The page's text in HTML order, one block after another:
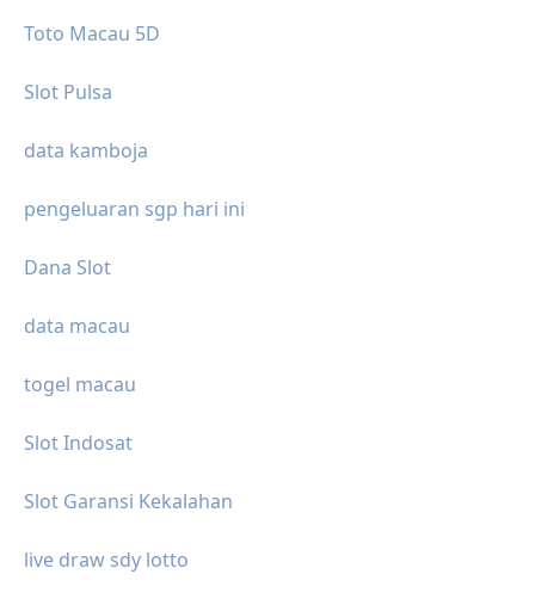
Toto Macau 5D
Slot Pulsa
data kamboja
pengeluaran sgp hari ini
Dana Slot
data macau
togel macau
Slot Indosat
Slot Garansi Kekalahan
live draw sdy lotto